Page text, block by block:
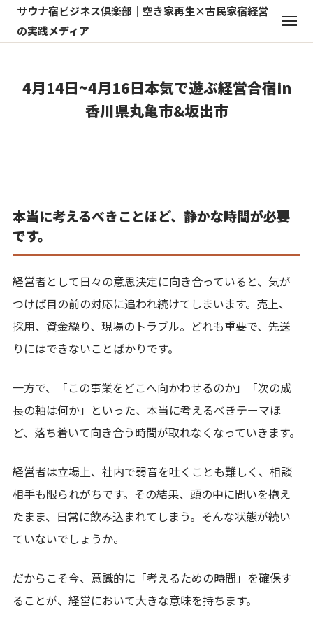
サウナ宿ビジネス倶楽部｜空き家再生×古民家宿経営
の実践メディア
4月14日~4月16日本気で遊ぶ経営合宿in
香川県丸亀市&坂出市
本当に考えるべきことほど、静かな時間が必要
です。
経営者として日々の意思決定に向き合っていると、気が
つけば目の前の対応に追われ続けてしまいます。売上、
採用、資金繰り、現場のトラブル。どれも重要で、先送
りにはできないことばかりです。
一方で、「この事業をどこへ向かわせるのか」「次の成
長の軸は何か」といった、本当に考えるべきテーマほ
ど、落ち着いて向き合う時間が取れなくなっていきます。
経営者は立場上、社内で弱音を吐くことも難しく、相談
相手も限られがちです。その結果、頭の中に問いを抱え
たまま、日常に飲み込まれてしまう。そんな状態が続い
ていないでしょうか。
だからこそ今、意識的に「考えるための時間」を確保す
ることが、経営において大きな意味を持ちます。